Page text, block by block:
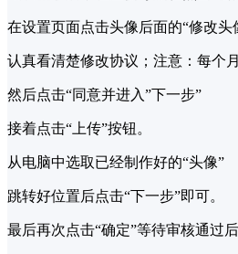
在设置页面点击头像后面的“修改头
认真看清楚修改协议；注意：每个
然后点击“同意并进入”下一步”
接着点击“上传”按钮。
从电脑中选取已经制作好的“头像”
跳转好位置后点击“下一步”即可。
最后再次点击“确定”等待审核通过后